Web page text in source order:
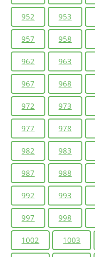
952 953
957 958
962 963
967 968
972 973
977 978
982 983
987 988
992 993
997 998
1002 1003